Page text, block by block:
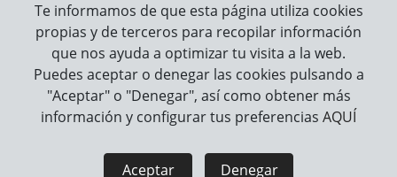
Información
Cómo trabajamos
Información legal
Política de Privacidad
Te informamos de que esta página utiliza cookies
propias y de terceros para recopilar información
que nos ayuda a optimizar tu visita a la web.
Puedes aceptar o denegar las cookies pulsando a
"Aceptar" o "Denegar", así como obtener más
información y configurar tus preferencias AQUÍ
Aceptar Denegar